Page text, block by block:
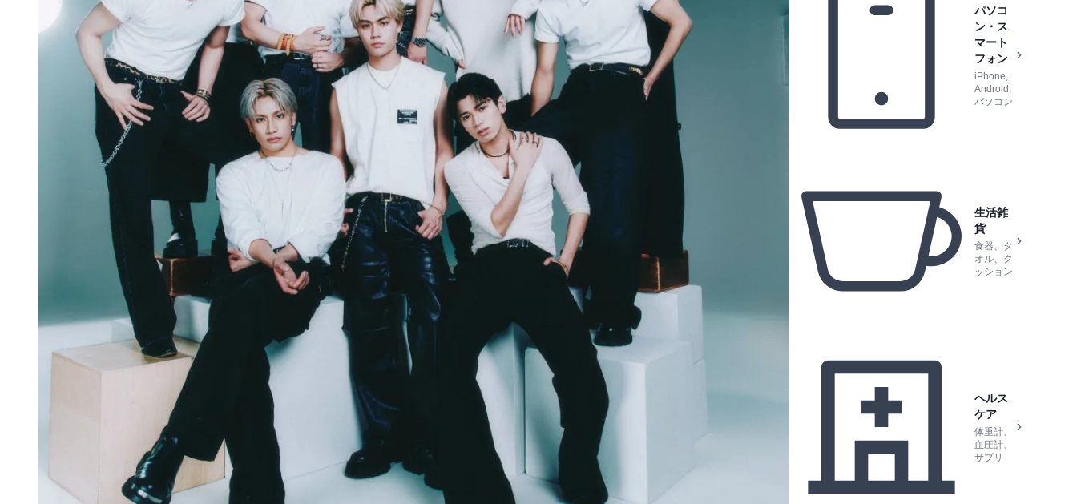
パソコ
ン・ス
マート
フォン
iPhone,
Android,
パソコン
生活雑
貨
食器、タ
オル、ク
ッション
ヘルス
ケア
体重計、
血圧計、
サプリ